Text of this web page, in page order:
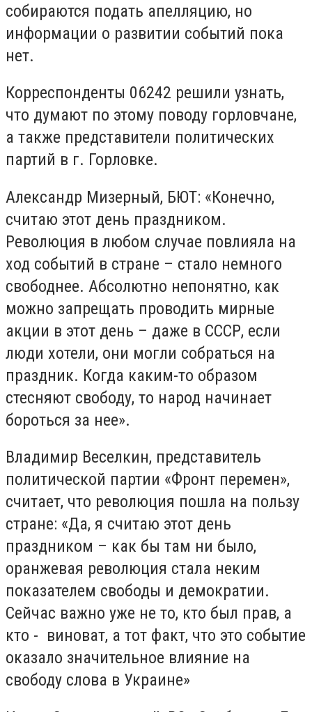
собираются подать апелляцию, но
информации о развитии событий пока
нет.
Корреспонденты 06242 решили узнать,
что думают по этому поводу горловчане,
а также представители политических
партий в г. Горловке.
Александр Мизерный, БЮТ: «Конечно,
считаю этот день праздником.
Революция в любом случае повлияла на
ход событий в стране – стало немного
свободнее. Абсолютно непонятно, как
можно запрещать проводить мирные
акции в этот день – даже в СССР, если
люди хотели, они могли собраться на
праздник. Когда каким-то образом
стесняют свободу, то народ начинает
бороться за нее».
Владимир Веселкин, представитель
политической партии «Фронт перемен»,
считает, что революция пошла на пользу
стране: «Да, я считаю этот день
праздником – как бы там ни было,
оранжевая революция стала неким
показателем свободы и демократии.
Сейчас важно уже не то, кто был прав, а
кто - виноват, а тот факт, что это событие
оказало значительное влияние на
свободу слова в Украине»